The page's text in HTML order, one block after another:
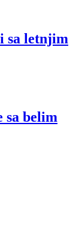
sa letnjim
sa belim